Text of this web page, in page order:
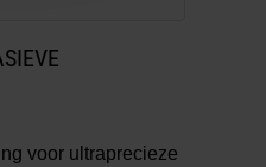
voor ultraprecieze